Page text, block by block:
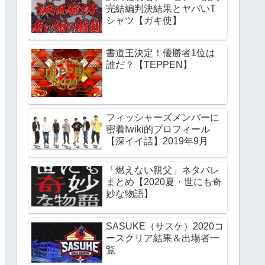
完結編判決結果とヤバいT
シャツ【ガキ使】
書道王決定！優勝者1位は
誰だ？【TEPPEN】
フィッシャーズメンバーに
密着!wiki的プロフィール
【深イイ話】2019年9月
「燃えない親父」ネタバレ
まとめ【2020夏・世にも奇
妙な物語】
SASUKE（サスケ）2020コ
ースクリア結果＆出場者一
覧